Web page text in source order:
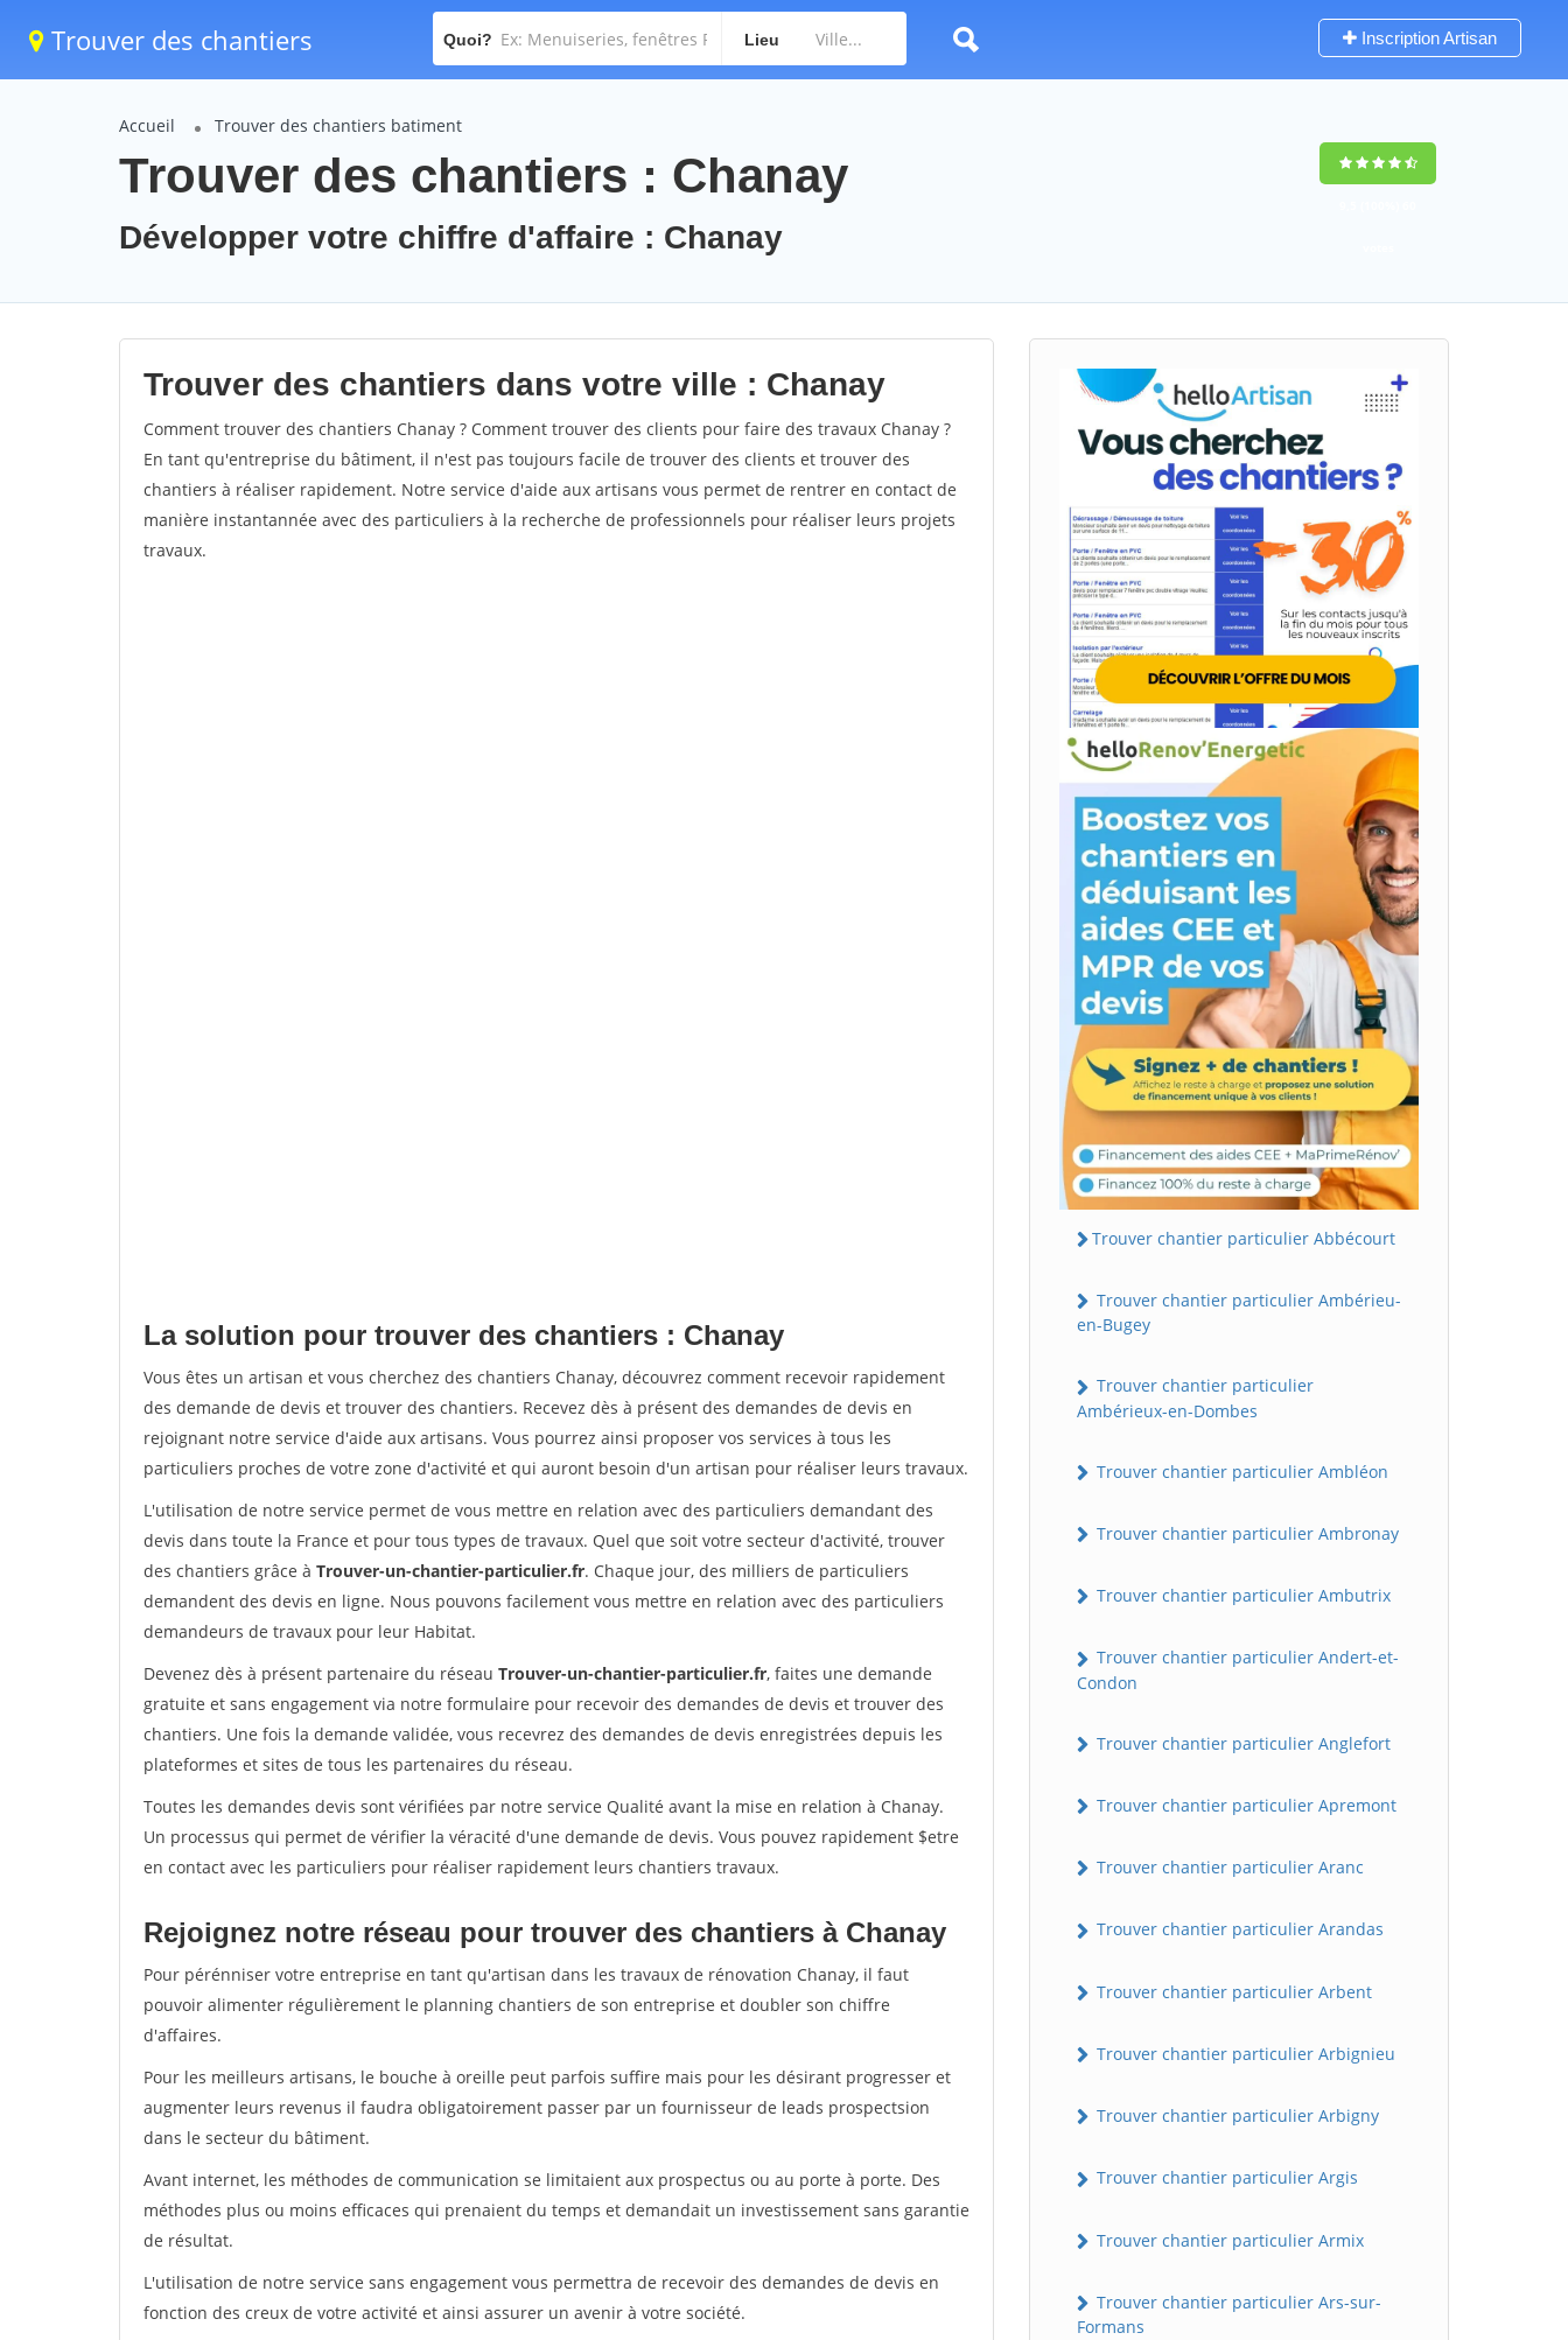
Trouver des chantiers Quoi? Lieu Inscription Artisan
Accueil Trouver des chantiers batiment
Trouver des chantiers : Chanay
Développer votre chiffre d'affaire : Chanay
Trouver des chantiers dans votre ville : Chanay
Comment trouver des chantiers Chanay ? Comment trouver des clients pour faire des travaux Chanay ?
En tant qu'entreprise du bâtiment, il n'est pas toujours facile de trouver des clients et trouver des
chantiers à réaliser rapidement. Notre service d'aide aux artisans vous permet de rentrer en contact de
manière instantannée avec des particuliers à la recherche de professionnels pour réaliser leurs projets
travaux.
La solution pour trouver des chantiers : Chanay
Vous êtes un artisan et vous cherchez des chantiers Chanay, découvrez comment recevoir rapidement
des demande de devis et trouver des chantiers. Recevez dès à présent des demandes de devis en
rejoignant notre service d'aide aux artisans. Vous pourrez ainsi proposer vos services à tous les
particuliers proches de votre zone d'activité et qui auront besoin d'un artisan pour réaliser leurs travaux.
L'utilisation de notre service permet de vous mettre en relation avec des particuliers demandant des
devis dans toute la France et pour tous types de travaux. Quel que soit votre secteur d'activité, trouver
des chantiers grâce à Trouver-un-chantier-particulier.fr. Chaque jour, des milliers de particuliers
demandent des devis en ligne. Nous pouvons facilement vous mettre en relation avec des particuliers
demandeurs de travaux pour leur Habitat.
Devenez dès à présent partenaire du réseau Trouver-un-chantier-particulier.fr, faites une demande
gratuite et sans engagement via notre formulaire pour recevoir des demandes de devis et trouver des
chantiers. Une fois la demande validée, vous recevrez des demandes de devis enregistrées depuis les
plateformes et sites de tous les partenaires du réseau.
Toutes les demandes devis sont vérifiées par notre service Qualité avant la mise en relation à Chanay.
Un processus qui permet de vérifier la véracité d'une demande de devis. Vous pouvez rapidement $etre
en contact avec les particuliers pour réaliser rapidement leurs chantiers travaux.
Rejoignez notre réseau pour trouver des chantiers à Chanay
Pour pérénniser votre entreprise en tant qu'artisan dans les travaux de rénovation Chanay, il faut
pouvoir alimenter régulièrement le planning chantiers de son entreprise et doubler son chiffre
d'affaires.
Pour les meilleurs artisans, le bouche à oreille peut parfois suffire mais pour les désirant progresser et
augmenter leurs revenus il faudra obligatoirement passer par un fournisseur de leads prospectsion
dans le secteur du bâtiment.
Avant internet, les méthodes de communication se limitaient aux prospectus ou au porte à porte. Des
méthodes plus ou moins efficaces qui prenaient du temps et demandait un investissement sans garantie
de résultat.
L'utilisation de notre service sans engagement vous permettra de recevoir des demandes de devis en
fonction des creux de votre activité et ainsi assurer un avenir à votre société.
Trouver chantier particulier Abbécourt
Trouver chantier particulier Ambérieu-
en-Bugey
Trouver chantier particulier
Ambérieux-en-Dombes
Trouver chantier particulier Ambléon
Trouver chantier particulier Ambronay
Trouver chantier particulier Ambutrix
Trouver chantier particulier Andert-et-
Condon
Trouver chantier particulier Anglefort
Trouver chantier particulier Apremont
Trouver chantier particulier Aranc
Trouver chantier particulier Arandas
Trouver chantier particulier Arbent
Trouver chantier particulier Arbignieu
Trouver chantier particulier Arbigny
Trouver chantier particulier Argis
Trouver chantier particulier Armix
Trouver chantier particulier Ars-sur-
Formans